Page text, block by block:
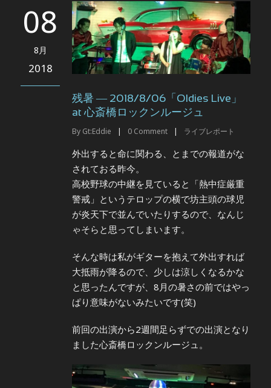
08
8月
2018
残暑 ― 2018/8/06「Oldies Live」
at 心斎橋ロックンルージュ
By Gt:Eddie | 0 Comment | ライブレポート
外出すると命に関わる、とまでの報道がな
されておる昨今。
高校野球の中継を見ていると「熱中症厳重
警戒」というテロップの横で坊主頭の球児
が炎天下で並んでいたりするので、なんじ
ゃそらと思ってしまいます。
そんな時は私がギターを抱えて外出すれば
大抵雨が降るので、少しは涼しくなるかな
と思ったんですが、8月の暑さの前ではやっ
ぱり意味がないみたいです(笑)
前回の出演から2週間足らずでの出演となり
ました心斎橋ロックンルージュ。